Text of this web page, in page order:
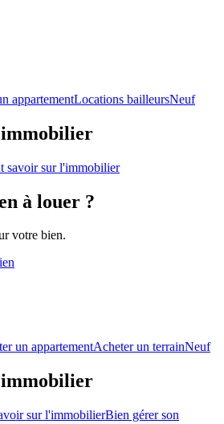
appartementLocations bailleursNeuf
savoir sur l'immobilier
à louer ?
votre bien.
un appartementAcheter un terrainNeuf
sur l'immobilierBien gérer son